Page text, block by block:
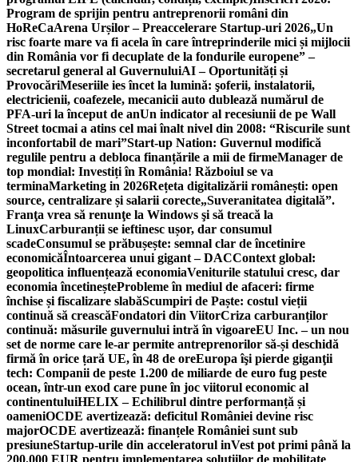
Program de sprijin pentru antreprenorii români din
HoReCaArena Urșilor – Preaccelerare Startup-uri 2026„Un
risc foarte mare va fi acela în care întreprinderile mici și mijlocii
din România vor fi decuplate de la fondurile europene” –
secretarul general al GuvernuluiAI – Oportunități și
ProvocăriMeseriile ies încet la lumină: şoferii, instalatorii,
electricienii, coafezele, mecanicii auto dublează numărul de
PFA-uri la început de anUn indicator al recesiunii de pe Wall
Street tocmai a atins cel mai înalt nivel din 2008: “Riscurile sunt
inconfortabil de mari”Start-up Nation: Guvernul modifică
regulile pentru a debloca finanțările a mii de firmeManager de
top mondial: Investiți în România! Războiul se va
terminaMarketing in 2026Rețeta digitalizării românești: open
source, centralizare și salarii corecte„Suveranitatea digitală”.
Franţa vrea să renunţe la Windows şi să treacă la
LinuxCarburanții se ieftinesc ușor, dar consumul
scadeConsumul se prăbușește: semnal clar de încetinire
economicăÎntoarcerea unui gigant – DACContext global:
geopolitica influențează economiaVeniturile statului cresc, dar
economia încetineșteProbleme în mediul de afaceri: firme
închise și fiscalizare slabăScumpiri de Paște: costul vieții
continuă să creascăFondatori din ViitorCriza carburanților
continuă: măsurile guvernului intră în vigoareEU Inc. – un nou
set de norme care le-ar permite antreprenorilor să-și deschidă
firmă în orice țară UE, în 48 de oreEuropa îşi pierde giganţii
tech: Companii de peste 1.200 de miliarde de euro fug peste
ocean, într-un exod care pune în joc viitorul economic al
continentuluiHELIX – Echilibrul dintre performanță și
oameniOCDE avertizează: deficitul României devine risc
majorOCDE avertizează: finanțele României sunt sub
presiuneStartup-urile din acceleratorul inVest pot primi până la
200.000 EUR pentru implementarea soluțiilor de mobilitate